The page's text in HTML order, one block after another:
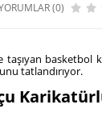
(0)
taşıyan
tatlandırıyor.